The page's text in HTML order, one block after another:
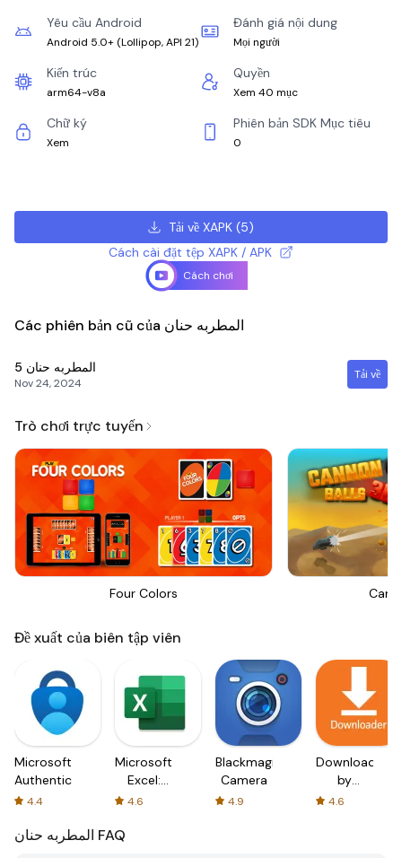
Yêu cầu Android
Android 5.0+ (Lollipop, API 21)
Đánh giá nội dung
Mọi người
Kiến trúc
arm64-v8a
Quyền
Xem 40 mục
Chữ ký
Xem
Phiên bản SDK Mục tiêu
0
Tải về XAPK (5)
Cách cài đặt tệp XAPK / APK
Cách chơi
Các phiên bản cũ của المطربه حنان
المطربه حنان 5
Nov 24, 2024
Tải về
Trò chơi trực tuyến
Four Colors
Đề xuất của biên tập viên
Microsoft
Authenticator
4.4
Microsoft
Excel:
Spreadsheets
4.6
Blackmagic
Camera
4.9
Downloader
by
AFTVnews
4.6
المطربه حنان FAQ